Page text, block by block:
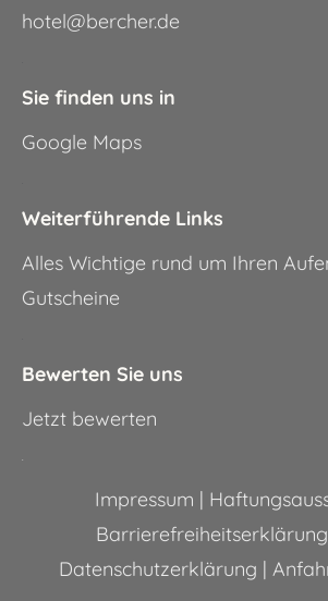
hotel@bercher.de
Sie finden uns in
Google Maps
Weiterführende Links
Alles Wichtige rund um Ihren
Gutscheine
Bewerten Sie uns
Jetzt bewerten
Impressum |
Barrierefreiheitserklärung
Datenschutzerklärung |